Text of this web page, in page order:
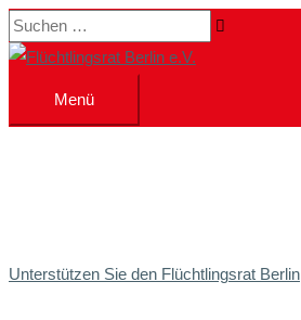
Zum
Inhalt
Suchen …
Menü
Menü
Unterstützen Sie den Flüchtlingsrat Berlin